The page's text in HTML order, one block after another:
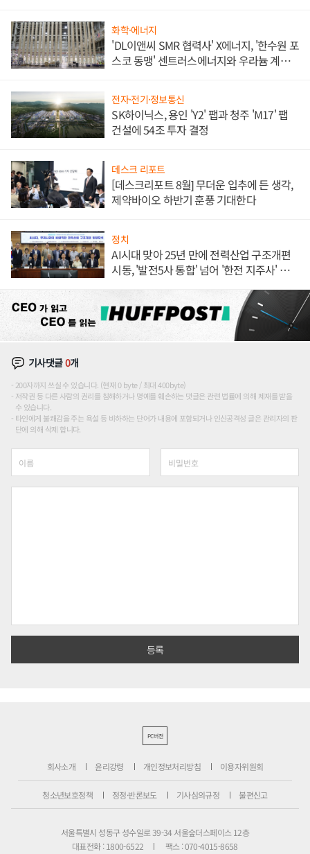
화학·에너지
'DL이앤씨 SMR 협력사' X에너지, '한수원 포
스코 동맹' 센트러스에너지와 우라늄 계약
전자·전기·정보통신
SK하이닉스, 용인 'Y2' 팹과 청주 'M17' 팹
건설에 54조 투자 결정
데스크 리포트
[데스크리포트 8월] 무더운 입추에 든 생각,
제약바이오 하반기 훈풍 기대한다
정치
AI시대 맞아 25년 만에 전력산업 구조개편
시동, '발전5사 통합' 넘어 '한전 지주사' 재편
기사댓글0개
200자까지 쓰실 수 있습니다. (현재 0 byte / 최대 400byte)
저작권 등 다른 사람의 권리를 침해하거나 명예를 훼손하는 댓글은 관련 법률에 의해 제재를 받을
수 있습니다.
타인에게 불쾌감을 주는 욕설 등 비하하는 단어가 내용에 포함되거나 인신공격성 글은 관리자의 판
단에 의해 삭제 합니다.
PC버전
회사소개 윤리강령 개인정보처리방침 이용자위원회
청소년보호정책 정정·반론보도 기사심의규정 불편신고
서울특별시 성동구 성수일로 39-34 서울숲더스페이스 12층
대표전화 : 1800-6522
팩스 : 070-4015-8658